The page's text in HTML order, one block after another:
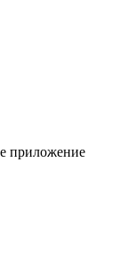
приложение